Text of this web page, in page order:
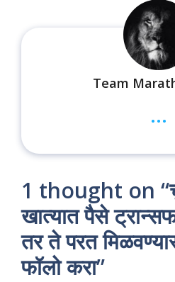
Team
...
1 thought on
खात्यात पैसे
तर ते परत
फॉलो करा”